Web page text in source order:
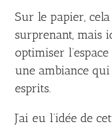
Sur le papier,
surprenant, mais
optimiser
une ambiance
esprits.
J’ai eu l’idée de